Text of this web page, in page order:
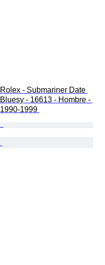
Rolex - Submariner Date
Bluesy - 16613 - Hombre -
1990-1999